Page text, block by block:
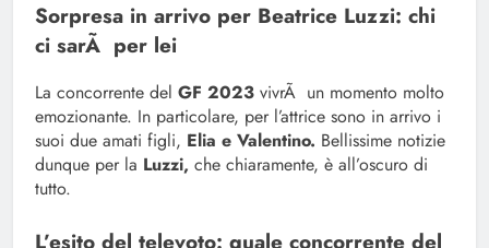
Sorpresa in arrivo per Beatrice Luzzi: chi
ci sarÃ per lei
La concorrente del GF 2023 vivrÃ un momento molto
emozionante. In particolare, per l’attrice sono in arrivo i
suoi due amati figli, Elia e Valentino. Bellissime notizie
dunque per la Luzzi, che chiaramente, è all’oscuro di
tutto.